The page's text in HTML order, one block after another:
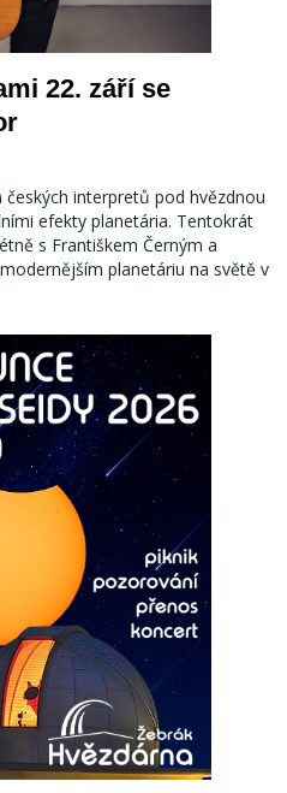
22. září se
interpretů pod hvězdnou
efekty planetária. Tentokrát
s Františkem Černým a
planetáriu na světě v